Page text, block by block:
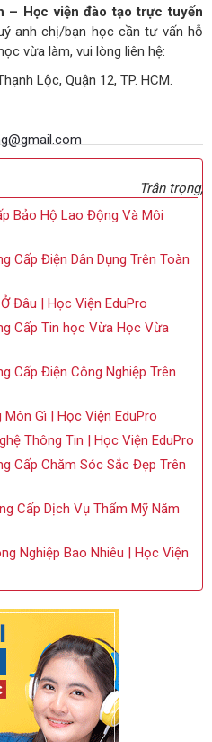
– Học viện đào tạo trực tuyến
anh chị/bạn học cần tư vấn hỗ
vừa làm, vui lòng liên hệ:
Lộc, Quận 12, TP. HCM.
Trân trọng,
Bảo Hộ Lao Động Và Môi
Cấp Điện Dân Dụng Trên Toàn
Đâu | Học Viện EduPro
Cấp Tin học Vừa Học Vừa
Cấp Điện Công Nghiệp Trên
Gì | Học Viện EduPro
Thông Tin | Học Viện EduPro
Cấp Chăm Sóc Sắc Đẹp Trên
Cấp Dịch Vụ Thẩm Mỹ Năm
Nghiệp Bao Nhiêu | Học Viện